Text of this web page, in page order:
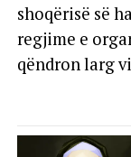
shoqërisë së
regjime e
qëndron larg